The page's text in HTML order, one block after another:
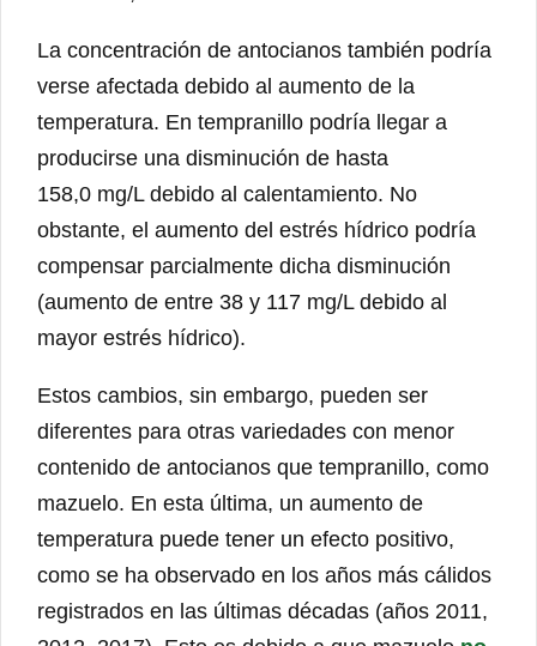
La concentración de antocianos también podría
verse afectada debido al aumento de la
temperatura. En tempranillo podría llegar a
producirse una disminución de hasta
158,0 mg/L debido al calentamiento. No
obstante, el aumento del estrés hídrico podría
compensar parcialmente dicha disminución
(aumento de entre 38 y 117 mg/L debido al
mayor estrés hídrico).
Estos cambios, sin embargo, pueden ser
diferentes para otras variedades con menor
contenido de antocianos que tempranillo, como
mazuelo. En esta última, un aumento de
temperatura puede tener un efecto positivo,
como se ha observado en los años más cálidos
registrados en las últimas décadas (años 2011,